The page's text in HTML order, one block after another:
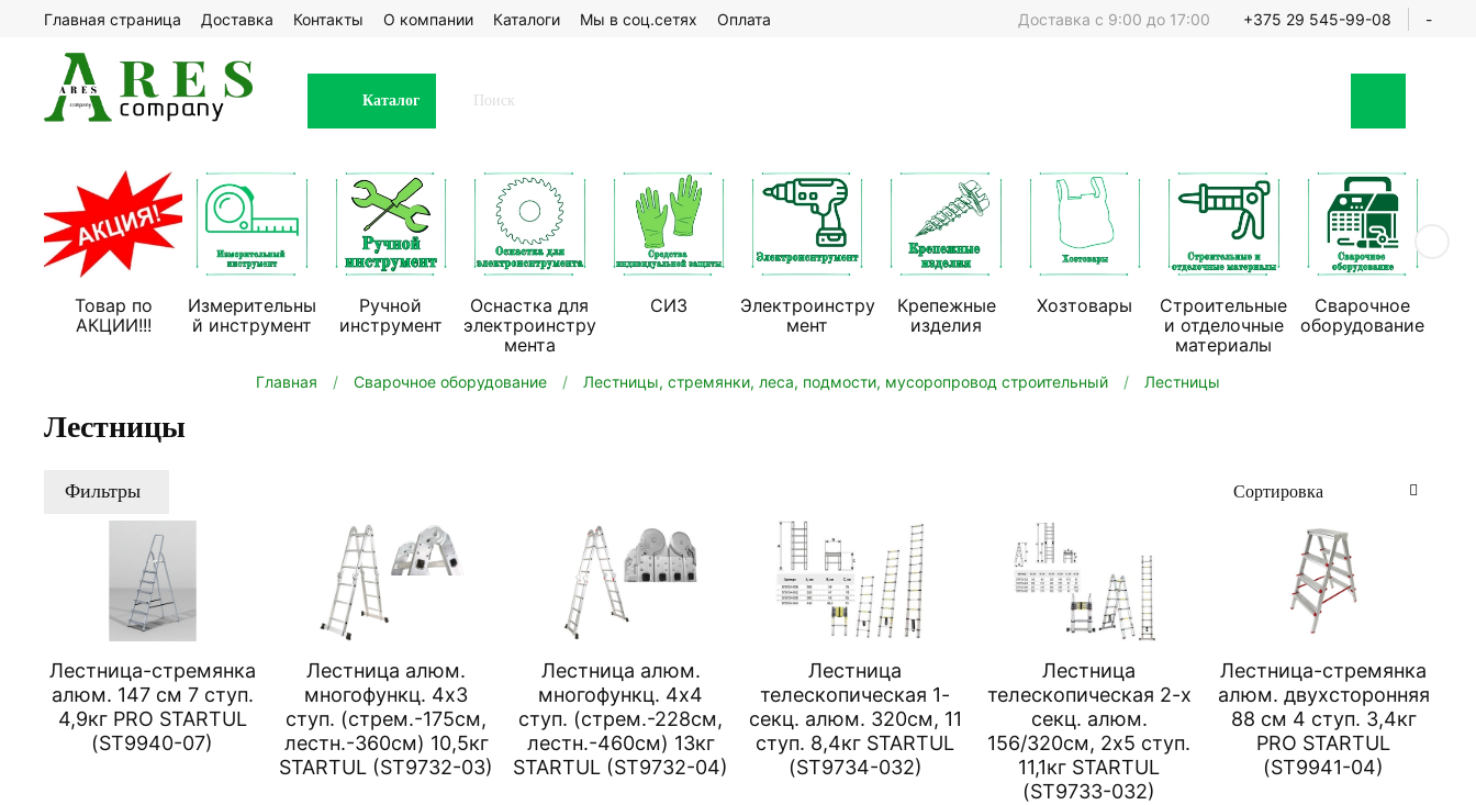
Главная страница Доставка Контакты О компании Каталоги Мы в соц.сетях Оплата Доставка с 9:00 до 17:00 +375 29 545-99-08 -
Каталог
Товар по
АКЦИИ!!!
Измерительны
й инструмент
Ручной
инструмент
Оснастка для
электроинстру
мента
СИЗ
Электроинстру
мент
Крепежные
изделия
Хозтовары
Строительные
и отделочные
материалы
Сварочное
оборудование
Главная Сварочное оборудование Лестницы, стремянки, леса, подмости, мусоропровод строительный Лестницы
Лестницы
Фильтры
Лестница-стремянка
алюм. 147 см 7 ступ.
4,9кг PRO STARTUL
(ST9940-07)
Лестница алюм.
многофункц. 4х3
ступ. (стрем.-175см,
лестн.-360см) 10,5кг
STARTUL (ST9732-03)
Лестница алюм.
многофункц. 4х4
ступ. (стрем.-228см,
лестн.-460см) 13кг
STARTUL (ST9732-04)
Лестница
телескопическая 1-
секц. алюм. 320см, 11
ступ. 8,4кг STARTUL
(ST9734-032)
Лестница
телескопическая 2-х
секц. алюм.
156/320см, 2х5 ступ.
11,1кг STARTUL
(ST9733-032)
Лестница-стремянка
алюм. двухсторонняя
88 см 4 ступ. 3,4кг
PRO STARTUL
(ST9941-04)